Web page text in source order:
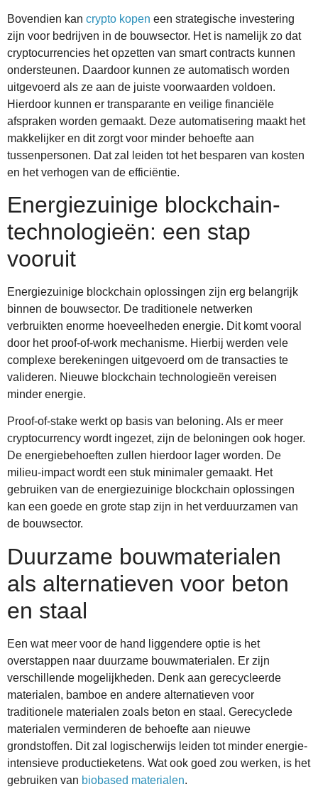
Bovendien kan crypto kopen een strategische investering
zijn voor bedrijven in de bouwsector. Het is namelijk zo dat
cryptocurrencies het opzetten van smart contracts kunnen
ondersteunen. Daardoor kunnen ze automatisch worden
uitgevoerd als ze aan de juiste voorwaarden voldoen.
Hierdoor kunnen er transparante en veilige financiële
afspraken worden gemaakt. Deze automatisering maakt het
makkelijker en dit zorgt voor minder behoefte aan
tussenpersonen. Dat zal leiden tot het besparen van kosten
en het verhogen van de efficiëntie.
Energiezuinige blockchain-
technologieën: een stap
vooruit
Energiezuinige blockchain oplossingen zijn erg belangrijk
binnen de bouwsector. De traditionele netwerken
verbruikten enorme hoeveelheden energie. Dit komt vooral
door het proof-of-work mechanisme. Hierbij werden vele
complexe berekeningen uitgevoerd om de transacties te
valideren. Nieuwe blockchain technologieën vereisen
minder energie.
Proof-of-stake werkt op basis van beloning. Als er meer
cryptocurrency wordt ingezet, zijn de beloningen ook hoger.
De energiebehoeften zullen hierdoor lager worden. De
milieu-impact wordt een stuk minimaler gemaakt. Het
gebruiken van de energiezuinige blockchain oplossingen
kan een goede en grote stap zijn in het verduurzamen van
de bouwsector.
Duurzame bouwmaterialen
als alternatieven voor beton
en staal
Een wat meer voor de hand liggendere optie is het
overstappen naar duurzame bouwmaterialen. Er zijn
verschillende mogelijkheden. Denk aan gerecycleerde
materialen, bamboe en andere alternatieven voor
traditionele materialen zoals beton en staal. Gerecyclede
materialen verminderen de behoefte aan nieuwe
grondstoffen. Dit zal logischerwijs leiden tot minder energie-
intensieve productieketens. Wat ook goed zou werken, is het
gebruiken van biobased materialen.